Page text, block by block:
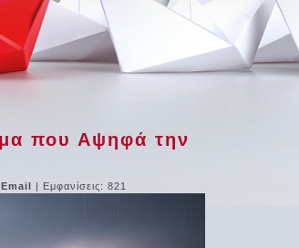
που Αψηφά την
Email | Εμφανίσεις: 821